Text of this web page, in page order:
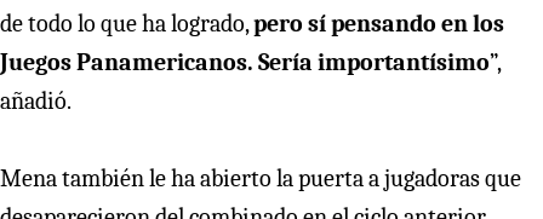
de todo lo que ha logrado,pero sí pensando en los
Juegos Panamericanos. Sería importantísimo”,
añadió.
Mena también le ha abierto la puerta a jugadoras que